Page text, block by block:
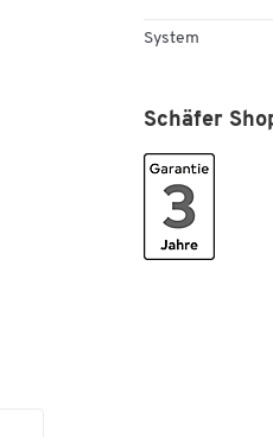
Zur
System
Schäfer